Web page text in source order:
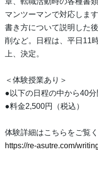
マンツーマンで対応しま
書き方について説明した
削など。日程は、平日11
上、決定。
＜体験授業あり＞
●以下の日程の中から40分
●料金2,500円（税込）
体験詳細はこちらをご覧
https://re-asutre.com/